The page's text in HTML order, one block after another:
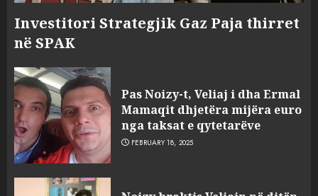
Investitori Strategjik Gaz Paja thirret
në SPAK
Pas Noizy-t, Veliaj i dha Ermal
Mamaqit dhjetëra mijëra euro
nga taksat e qytetarëve
FEBRUARY 18, 2025